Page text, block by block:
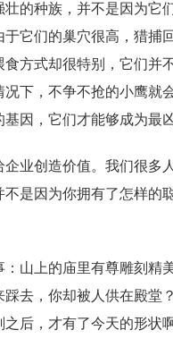
的种族，并不是因为它
于它们的巢穴很高，猎捕
方式却很特别，它们并
下，不争不抢的小鹰就
因，它们才能够成为最
企业创造价值。我们很多
不是因为你拥有了怎样的
：山上的庙里有尊雕刻精
去，你却被人供在殿堂
后，才有了今天的形状